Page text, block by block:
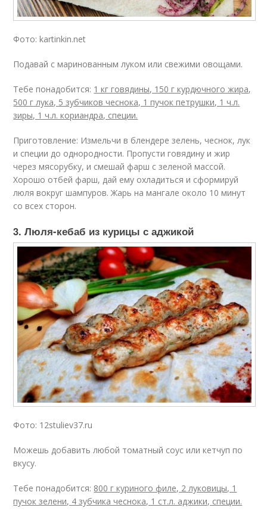
Фото: kartinkin.net
Подавай с маринованным луком или свежими овощами.
Тебе понадобится: 1 кг говядины, 150 г курдючного жира,
500 г лука, 5 зубчиков чеснока, 1 пучок петрушки, 1 ч.л.
зиры, 1 ч.л. кориандра, специи.
Приготовление: Измельчи в блендере зелень, чеснок, лук
и специи до однородности. Пропусти говядину и жир
через мясорубку, и смешай фарш с зеленой массой.
Хорошо отбей фарш, дай ему охладиться и сформируй
люля вокруг шампуров. Жарь на мангале около 10 минут
со всех сторон.
3. Люля-кебаб из курицы с аджикой
Фото: 12stuliev37.ru
Можешь добавить любой томатный соус или кетчуп по
вкусу.
Тебе понадобится: 800 г куриного филе, 2 луковицы, 1
пучок зелени, 4 зубчика чеснока, 1 ст.л. аджики, специи.